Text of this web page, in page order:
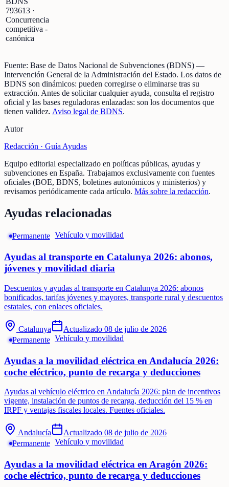
793613 ·
Concurrencia
competitiva -
canónica
Fuente: Base de Datos Nacional de Subvenciones (BDNS) —
Intervención General de la Administración del Estado. Los datos de
BDNS son dinámicos: pueden corregirse o eliminarse tras su
extracción. Antes de solicitar cualquier ayuda, consulta el registro
oficial y las bases reguladoras enlazadas: son los documentos que
tienen validez. Aviso legal de BDNS.
Autor
Redacción · Guía Ayudas
Equipo editorial especializado en políticas públicas, ayudas y
subvenciones en España. Trabajamos exclusivamente con fuentes
oficiales (BOE, BDNS, boletines autonómicos y ministerios) y
revisamos periódicamente cada artículo. Más sobre la redacción.
Ayudas relacionadas
Permanente Vehículo y movilidad
Ayudas al transporte en Catalunya 2026: abonos,
jóvenes y movilidad diaria
Descuentos y ayudas al transporte en Catalunya 2026: abonos
bonificados, tarifas jóvenes y mayores, transporte rural y descuentos
estatales, con enlaces oficiales.
Catalunya Actualizado 08 de julio de 2026
Permanente Vehículo y movilidad
Ayudas a la movilidad eléctrica en Andalucía 2026:
coche eléctrico, punto de recarga y deducciones
Ayudas al vehículo eléctrico en Andalucía 2026: plan de incentivos
vigente, instalación de puntos de recarga, deducción del 15 % en
IRPF y ventajas fiscales locales. Fuentes oficiales.
Andalucía Actualizado 08 de julio de 2026
Permanente Vehículo y movilidad
Ayudas a la movilidad eléctrica en Aragón 2026:
coche eléctrico, punto de recarga y deducciones